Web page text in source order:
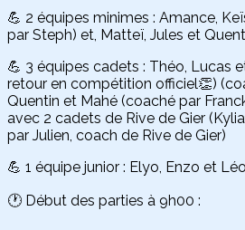
💪 2 équipes minimes : Amance,
par Steph) et, Matteï, Jules et
💪 3 équipes cadets : Théo, Lucas
retour en compétition officiel👏)
Quentin et Mahé (coaché par
avec 2 cadets de Rive de Gier
par Julien, coach de Rive de Gier)
💪 1 équipe junior : Elyo, Enzo et
🕐 Début des parties à 9h00 :